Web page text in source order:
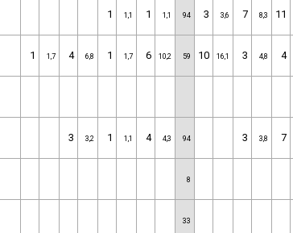
1 1,1 1 1,1 94 3 3,6 7 8,3 11
1 1,7 4 6,8 1 1,7 6 10,2 59 10 16,1 3 4,8 4
3 3,2 1 1,1 4 4,3 94 3 3,8 7
8
33